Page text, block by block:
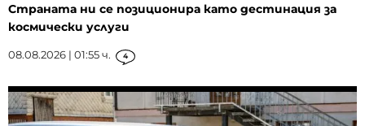
Страната ни се позиционира като дестинация за
космически услуги
08.08.2026 | 01:55 ч. 4